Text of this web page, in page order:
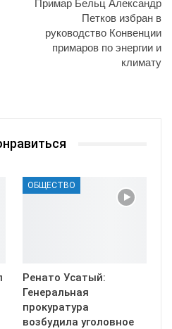
Примар Бельц Александр
Петков избран в
руководство Конвенции
примаров по энергии и
климату
ОБЩЕСТВО
Ренато Усатый:
Генеральная
прокуратура
возбудила уголовное